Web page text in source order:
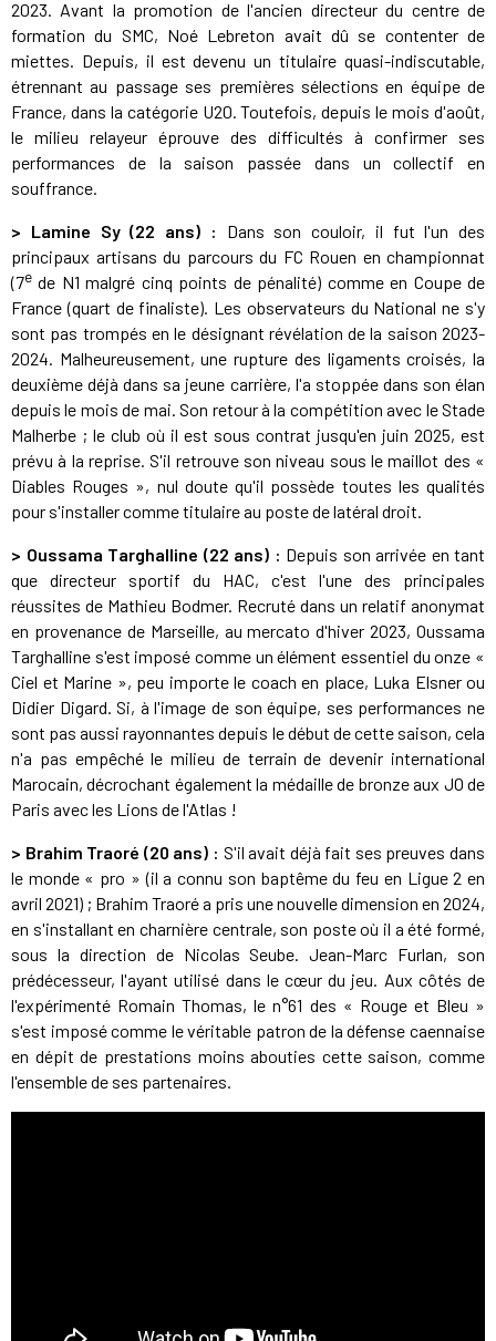
2023. Avant la promotion de l'ancien directeur du centre de
formation du SMC, Noé Lebreton avait dû se contenter de
miettes. Depuis, il est devenu un titulaire quasi-indiscutable,
étrennant au passage ses premières sélections en équipe de
France, dans la catégorie U20. Toutefois, depuis le mois d'août,
le milieu relayeur éprouve des difficultés à confirmer ses
performances de la saison passée dans un collectif en
souffrance.
> Lamine Sy (22 ans) : Dans son couloir, il fut l'un des
principaux artisans du parcours du FC Rouen en championnat
(7e de N1 malgré cinq points de pénalité) comme en Coupe de
France (quart de finaliste). Les observateurs du National ne s'y
sont pas trompés en le désignant révélation de la saison 2023-
2024. Malheureusement, une rupture des ligaments croisés, la
deuxième déjà dans sa jeune carrière, l'a stoppée dans son élan
depuis le mois de mai. Son retour à la compétition avec le Stade
Malherbe ; le club où il est sous contrat jusqu'en juin 2025, est
prévu à la reprise. S'il retrouve son niveau sous le maillot des «
Diables Rouges », nul doute qu'il possède toutes les qualités
pour s'installer comme titulaire au poste de latéral droit.
> Oussama Targhalline (22 ans) : Depuis son arrivée en tant
que directeur sportif du HAC, c'est l'une des principales
réussites de Mathieu Bodmer. Recruté dans un relatif anonymat
en provenance de Marseille, au mercato d'hiver 2023, Oussama
Targhalline s'est imposé comme un élément essentiel du onze «
Ciel et Marine », peu importe le coach en place, Luka Elsner ou
Didier Digard. Si, à l'image de son équipe, ses performances ne
sont pas aussi rayonnantes depuis le début de cette saison, cela
n'a pas empêché le milieu de terrain de devenir international
Marocain, décrochant également la médaille de bronze aux JO de
Paris avec les Lions de l'Atlas !
> Brahim Traoré (20 ans) : S'il avait déjà fait ses preuves dans
le monde « pro » (il a connu son baptême du feu en Ligue 2 en
avril 2021) ; Brahim Traoré a pris une nouvelle dimension en 2024,
en s'installant en charnière centrale, son poste où il a été formé,
sous la direction de Nicolas Seube. Jean-Marc Furlan, son
prédécesseur, l'ayant utilisé dans le cœur du jeu. Aux côtés de
l'expérimenté Romain Thomas, le n°61 des « Rouge et Bleu »
s'est imposé comme le véritable patron de la défense caennaise
en dépit de prestations moins abouties cette saison, comme
l'ensemble de ses partenaires.